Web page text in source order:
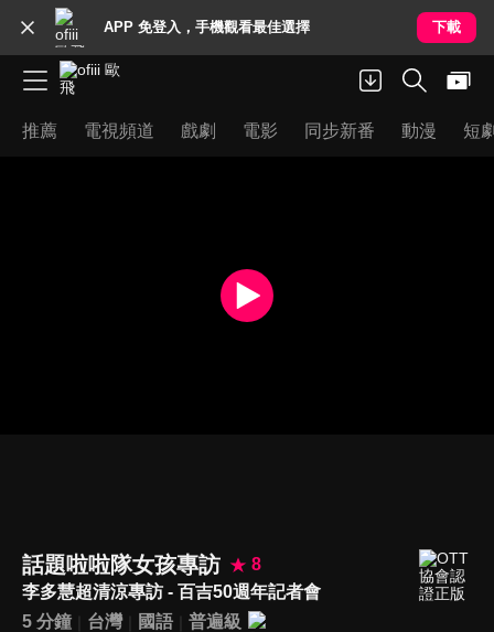
APP 免登入，手機觀看最佳選擇 下載
推薦 電視頻道 戲劇 電影 同步新番 動漫 短
話題啦啦隊女孩專訪
8
李多慧超清涼專訪 - 百吉50週年記者會
5 分鐘
台灣 國語
普遍級